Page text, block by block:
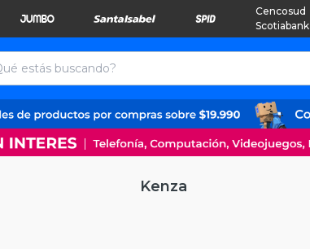
Cencosud
Scotiabank
Kenza